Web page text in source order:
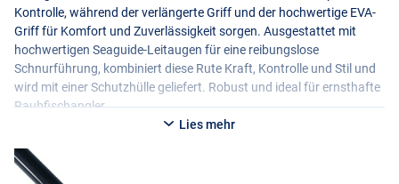
Kontrolle, während der verlängerte Griff und der hochwertige EVA-
Griff für Komfort und Zuverlässigkeit sorgen. Ausgestattet mit
hochwertigen Seaguide-Leitaugen für eine reibungslose
Schnurführung, kombiniert diese Rute Kraft, Kontrolle und Stil und
wird mit einer Schutzhülle geliefert. Robust und ideal für ernsthafte
Raubfischangler.
Lies mehr